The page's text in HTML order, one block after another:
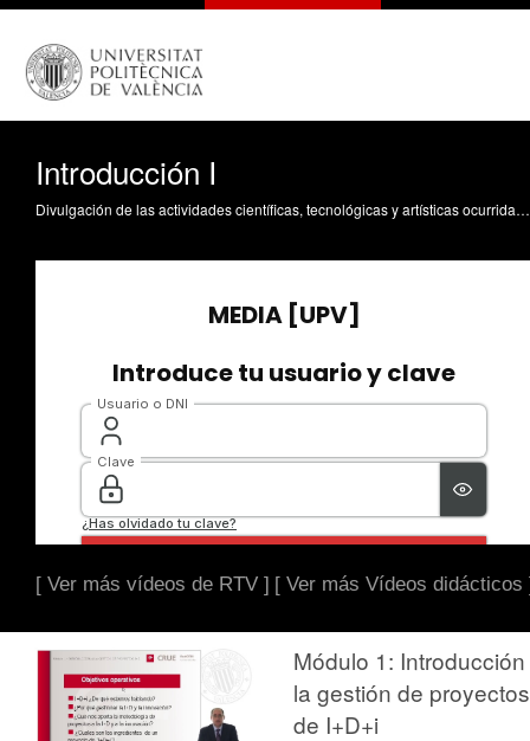
Introducción I
Divulgación de las actividades científicas, tecnológicas y artísticas ocurridas en los tres campus de la UPV
[ Ver más vídeos de RTV ] [ Ver más Vídeos didácticos
Módulo 1:
la gestión de proyectos
de I+D+i